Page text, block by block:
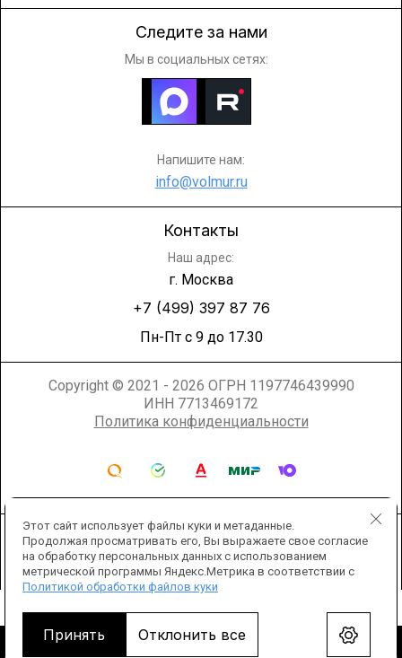
Следите за нами
Мы в социальных сетях:
Напишите нам:
info@volmur.ru
Контакты
Наш адрес:
г. Москва
+7 (499) 397 87 76
Пн-Пт с 9 до 17.30
Copyright © 2021 - 2026 ОГРН 1197746439990
ИНН 7713469172
Политика конфиденциальности
Этот сайт использует файлы куки и метаданные.
Продолжая просматривать его, Вы выражаете свое согласие
на обработку персональных данных с использованием
метрической программы Яндекс.Метрика в соответствии с
Политикой обработки файлов куки
Принять Отклонить все